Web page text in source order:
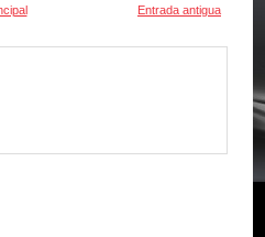
Entrada antigua